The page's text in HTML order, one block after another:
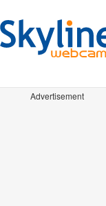
Advertisement